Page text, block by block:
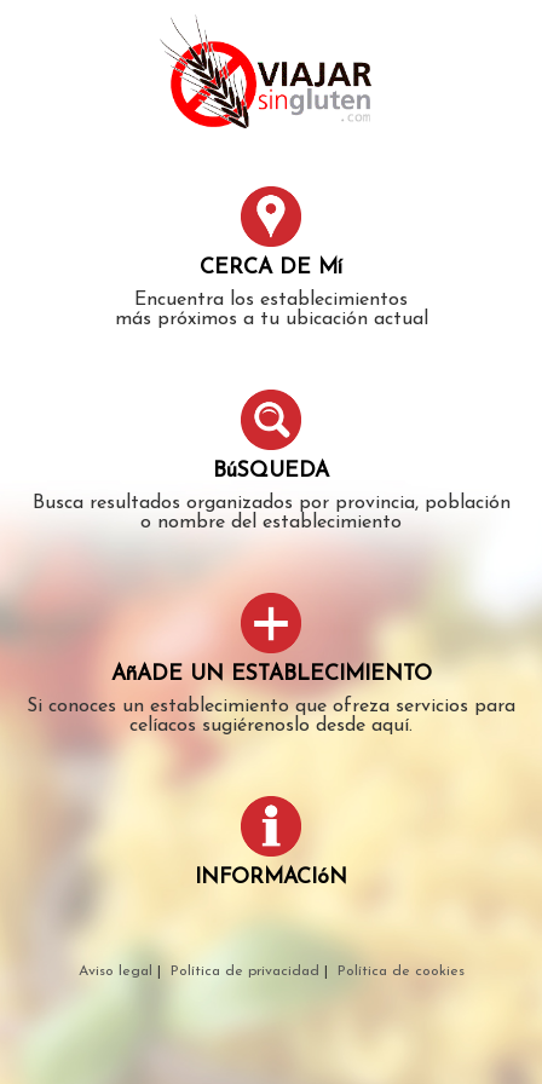
CERCA DE Mí
Encuentra los establecimientos
más próximos a tu ubicación actual
BúSQUEDA
Busca resultados organizados por provincia, población
o nombre del establecimiento
AñADE UN ESTABLECIMIENTO
Si conoces un establecimiento que ofreza servicios para
celíacos sugiérenoslo desde aquí.
INFORMACIóN
Aviso legal Política de privacidad Política de cookies
authorized to show the cookie declaration for domain group
ID 546ddaab-b478-4440-aa8a-3b0205284212. Please add it to
the domain group in the Cookiebot Manager to authorize